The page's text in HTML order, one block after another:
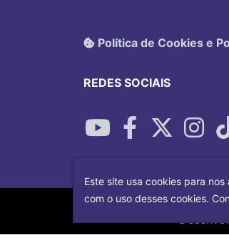
Política de Cookies e
REDES SOCIAIS
Este site usa cookies para
com o uso desses cookies.